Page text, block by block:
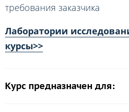
требования заказчика
Лаборатории
курсы>>
Курс предназначен для: